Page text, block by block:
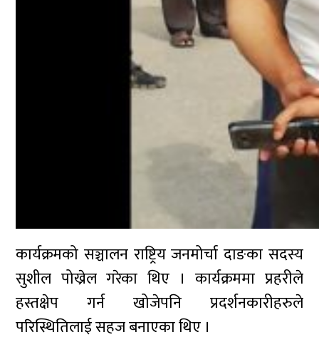
कार्यक्रमको सञ्चालन राष्ट्रिय जनमोर्चा दाङका सदस्य
सुशील पोख्रेल गरेका थिए । कार्यक्रममा प्रहरीले
हस्तक्षेप गर्न खोजेपनि प्रदर्शनकारीहरुले
परिस्थितिलाई सहज बनाएका थिए ।